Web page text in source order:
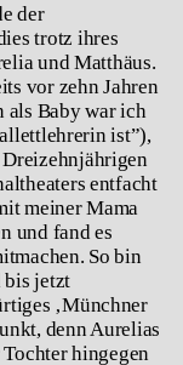
der
trotz ihres
und Matthäus.
vor zehn Jahren
als Baby war ich
ist”),
entfacht
meiner Mama
und fand es
So bin
bis jetzt
‚Münchner
denn Aurelias
hingegen